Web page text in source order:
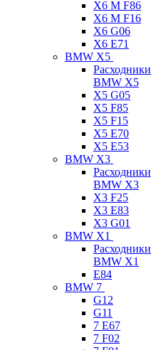
X6 M F86
X6 M F16
X6 G06
X6 E71
BMW X5
Расходники
BMW X5
X5 G05
X5 F85
X5 F15
X5 E70
X5 E53
BMW X3
Расходники
BMW X3
X3 F25
X3 E83
X3 G01
BMW X1
Расходники
BMW X1
E84
BMW 7
G12
G11
7 Е67
7 F02